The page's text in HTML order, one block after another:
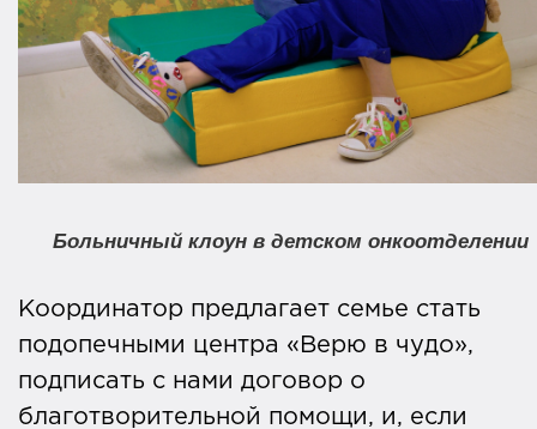
Больничный клоун в детском онкоотделении
Координатор предлагает семье стать
подопечными центра «Верю в чудо»,
подписать с нами договор о
благотворительной помощи, и, если